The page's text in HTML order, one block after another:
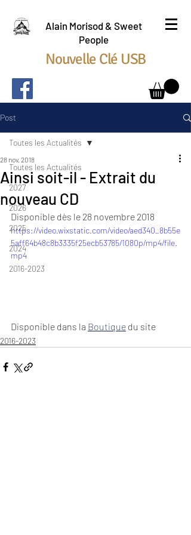
Alain Morisod & Sweet
People
Nouvelle Clé USB
Post
Toutes les Actualités
2027
2026
2025
2024
2016-2023
Toutes les Actualités
Ainsi soit-il - Extrait du
nouveau CD
28 nov. 2018
Disponible dès le 28 novembre 2018
https://video.wixstatic.com/video/aed340_8b55e
5aff64b48c8b3335f25ecb53785/1080p/mp4/file.
mp4
Disponible dans la Boutique du site
2016-2023